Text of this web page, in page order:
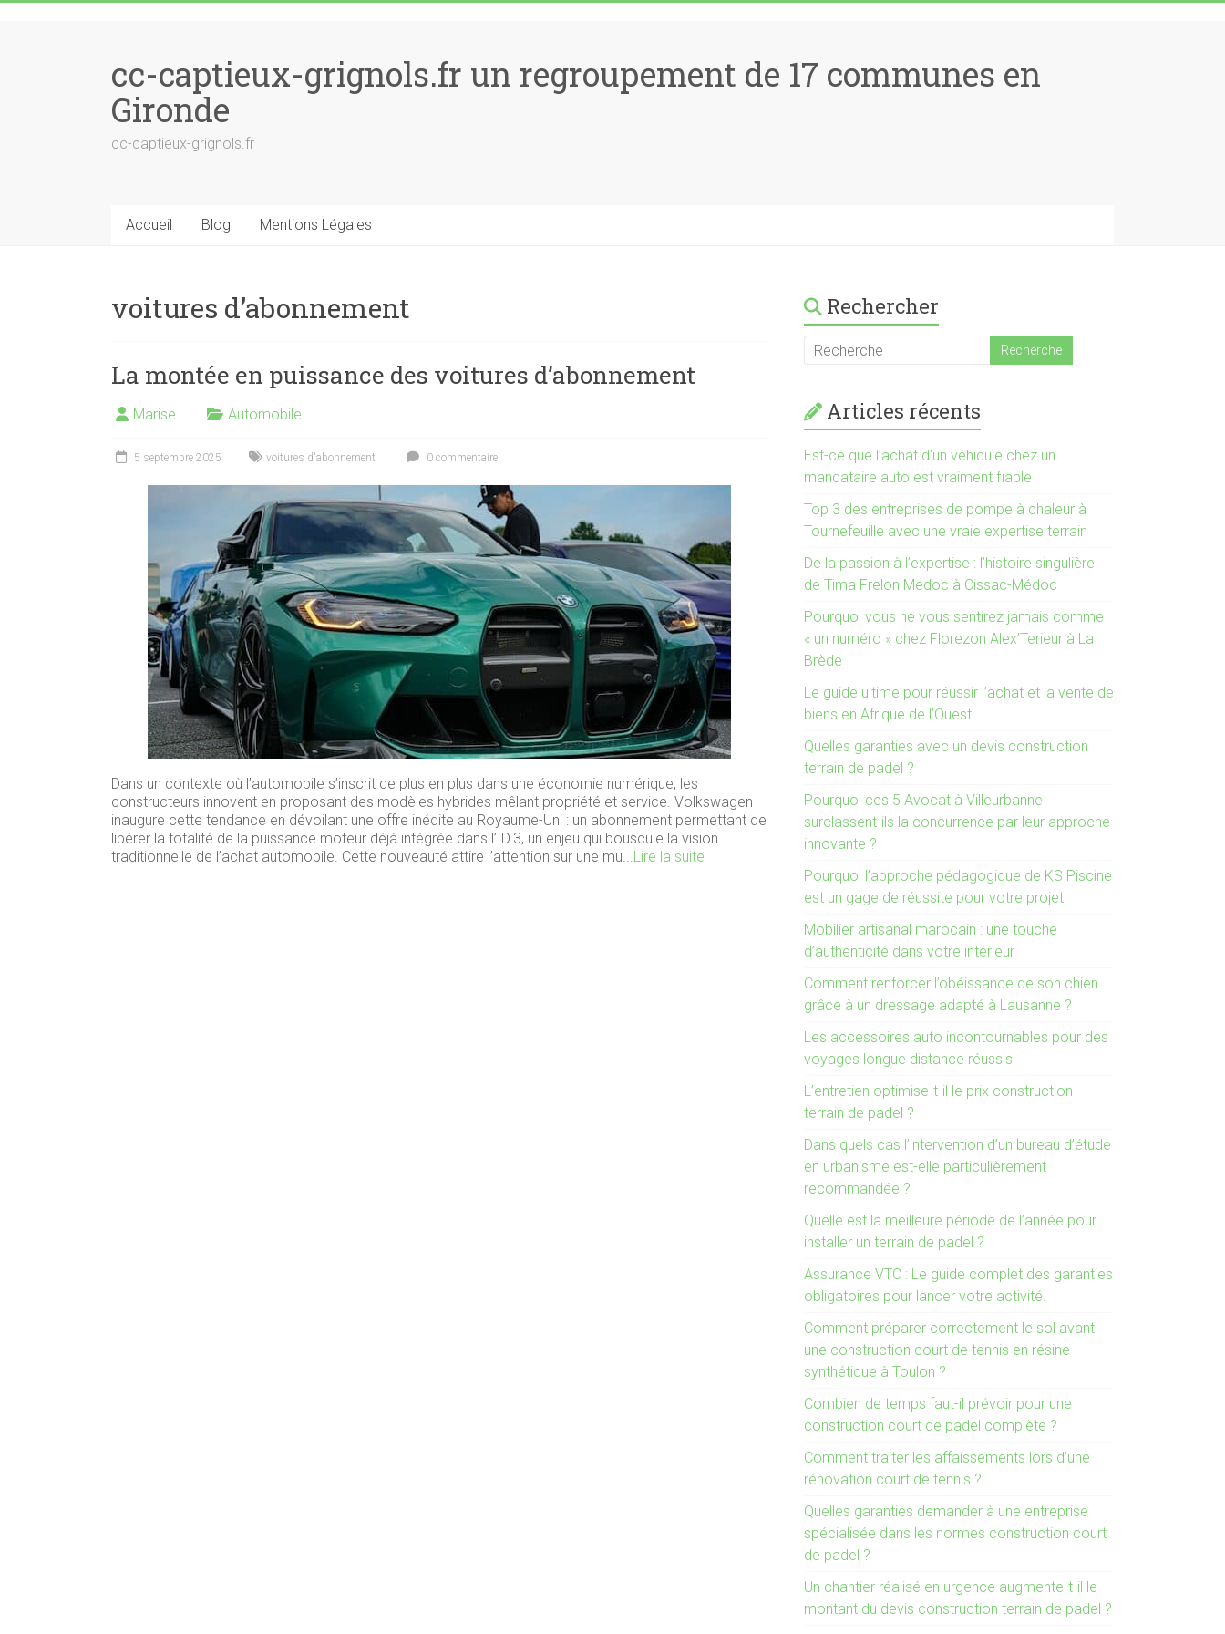
cc-captieux-grignols.fr un regroupement de 17 communes en
Gironde
cc-captieux-grignols.fr
Accueil Blog Mentions Légales
voitures d’abonnement
La montée en puissance des voitures d’abonnement
Marise Automobile
5 septembre 2025 voitures d'abonnement 0 commentaire
Dans un contexte où l’automobile s’inscrit de plus en plus dans une économie numérique, les
constructeurs innovent en proposant des modèles hybrides mêlant propriété et service. Volkswagen
inaugure cette tendance en dévoilant une offre inédite au Royaume-Uni : un abonnement permettant de
libérer la totalité de la puissance moteur déjà intégrée dans l’ID.3, un enjeu qui bouscule la vision
traditionnelle de l’achat automobile. Cette nouveauté attire l’attention sur une mu...Lire la suite
Rechercher
Articles récents
Est-ce que l’achat d’un véhicule chez un
mandataire auto est vraiment fiable
Top 3 des entreprises de pompe à chaleur à
Tournefeuille avec une vraie expertise terrain
De la passion à l’expertise : l’histoire singulière
de Tima Frelon Medoc à Cissac-Médoc
Pourquoi vous ne vous sentirez jamais comme
« un numéro » chez Florezon Alex’Terieur à La
Brède
Le guide ultime pour réussir l’achat et la vente de
biens en Afrique de l’Ouest
Quelles garanties avec un devis construction
terrain de padel ?
Pourquoi ces 5 Avocat à Villeurbanne
surclassent-ils la concurrence par leur approche
innovante ?
Pourquoi l’approche pédagogique de KS Piscine
est un gage de réussite pour votre projet
Mobilier artisanal marocain : une touche
d’authenticité dans votre intérieur
Comment renforcer l’obéissance de son chien
grâce à un dressage adapté à Lausanne ?
Les accessoires auto incontournables pour des
voyages longue distance réussis
L’entretien optimise-t-il le prix construction
terrain de padel ?
Dans quels cas l’intervention d’un bureau d’étude
en urbanisme est-elle particulièrement
recommandée ?
Quelle est la meilleure période de l’année pour
installer un terrain de padel ?
Assurance VTC : Le guide complet des garanties
obligatoires pour lancer votre activité.
Comment préparer correctement le sol avant
une construction court de tennis en résine
synthétique à Toulon ?
Combien de temps faut-il prévoir pour une
construction court de padel complète ?
Comment traiter les affaissements lors d’une
rénovation court de tennis ?
Quelles garanties demander à une entreprise
spécialisée dans les normes construction court
de padel ?
Un chantier réalisé en urgence augmente-t-il le
montant du devis construction terrain de padel ?